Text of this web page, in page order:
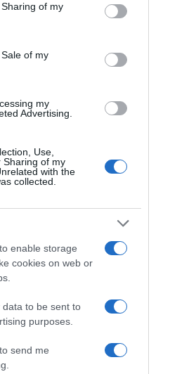
behaviour. You may click to
and its third-party tags to
purposes in below Google
of my
of my
my
Advertising.
Use,
Sharing of my
with the
collected.
enable storage
cookies on web or
to be sent to
purposes.
send me